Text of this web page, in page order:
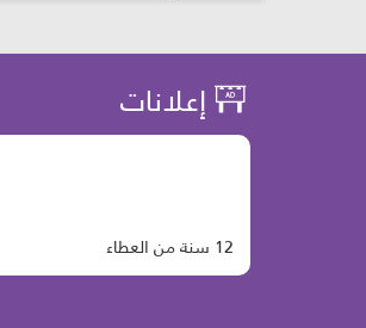
إعلانات
12 سنة من العطاء